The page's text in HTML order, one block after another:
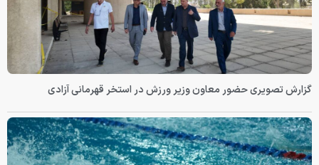
گزارش تصویری حضور معاون وزیر ورزش در استخر قهرمانی آزادی